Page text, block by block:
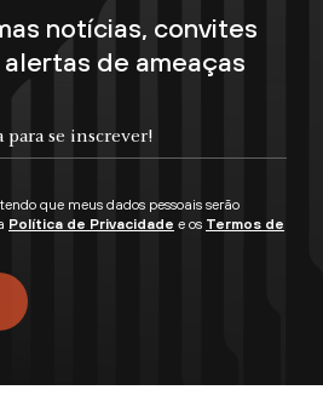
notícias, convites
de ameaças
que meus dados pessoais serão
Política de Privacidade e os Termos de